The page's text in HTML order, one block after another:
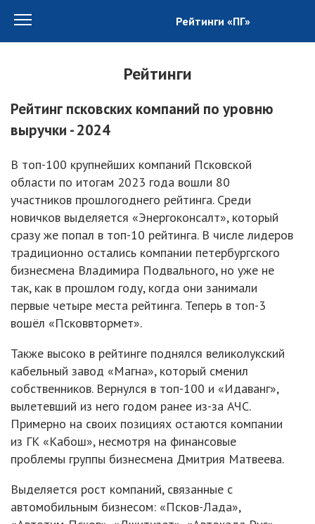
Рейтинги «ПГ»
Рейтинги
Рейтинг псковских компаний по уровню
выручки - 2024
В топ-100 крупнейших компаний Псковской
области по итогам 2023 года вошли 80
участников прошлогоднего рейтинга. Среди
новичков выделяется «Энергоконсалт», который
сразу же попал в топ-10 рейтинга. В числе лидеров
традиционно остались компании петербургского
бизнесмена Владимира Подвального, но уже не
так, как в прошлом году, когда они занимали
первые четыре места рейтинга. Теперь в топ-3
вошёл «Псковвтормет».
Также высоко в рейтинге поднялся великолукский
кабельный завод «Магна», который сменил
собственников. Вернулся в топ-100 и «Идаванг»,
вылетевший из него годом ранее из-за АЧС.
Примерно на своих позициях остаются компании
из ГК «Кабош», несмотря на финансовые
проблемы группы бизнесмена Дмитрия Матвеева.
Выделяется рост компаний, связанные с
автомобильным бизнесом: «Псков-Лада»,